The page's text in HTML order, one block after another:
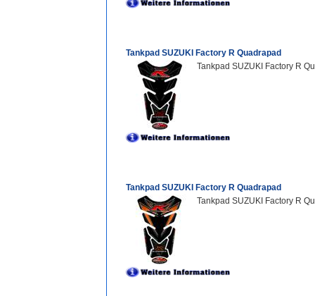
Tankpad SUZUKI Factory R Quadrapad
Tankpad SUZUKI Factory R
Tankpad SUZUKI Factory R Quadrapad
Tankpad SUZUKI Factory R